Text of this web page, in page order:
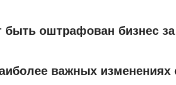
оштрафован бизнес
важных изменениях